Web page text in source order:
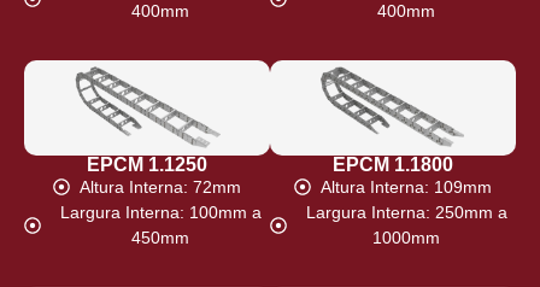
400mm
400mm
EPCM 1.1250
Altura Interna: 72mm
Largura Interna: 100mm a
450mm
EPCM 1.1800
Altura Interna: 109mm
Largura Interna: 250mm a
1000mm